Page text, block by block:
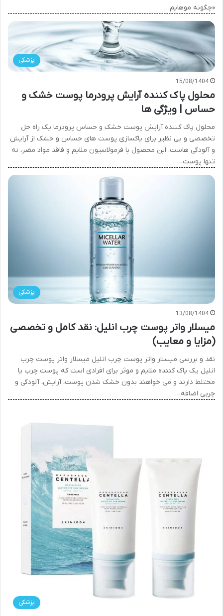
«چگونه موهایم…
پزشکی
15/08/1404
محلول پاک کننده آرایش پرودرما پوست خشک و
حساس | ویژگی ها
محلول پاک کننده آرایش پوست خشک و حساس پرودرما یک راه حل
تخصصی و بی نظیر برای پاکسازی پوست های حساس و خشک از آرایش
و آلودگی هاست. این محصول با فرمولاسیون ملایم و فاقد مواد مضر، نه
تنها پوست…
پزشکی
13/08/1404
میسلار واتر پوست چرب انلیل: نقد کامل و تخصصی
(مزایا و معایب)
نقد و بررسی میسلار واتر پوست چرب انلیل میسلار واتر پوست چرب
انلیل یک پاک کننده ملایم و موثر برای افرادی است که پوست چرب یا
مختلط دارند و می خواهند بدون خشک شدن پوست، آرایش، آلودگی و
چربی اضافه…
پزشکی